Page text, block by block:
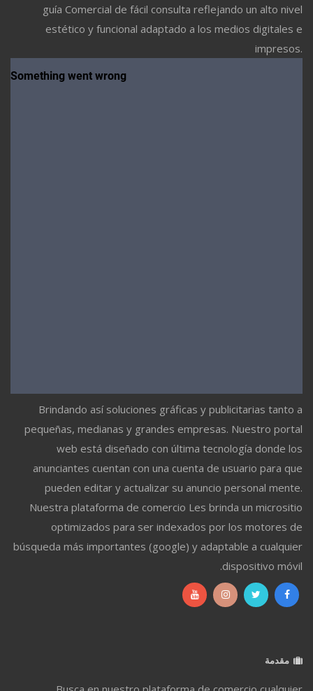
guía Comercial de fácil consulta reflejando un alto nivel
estético y funcional adaptado a los medios digitales e
impresos.
Brindando así soluciones gráficas y publicitarias tanto a
pequeñas, medianas y grandes empresas. Nuestro portal
web está diseñado con última tecnología donde los
anunciantes cuentan con una cuenta de usuario para que
pueden editar y actualizar su anuncio personal mente.
Nuestra plataforma de comercio Les brinda un micrositio
optimizados para ser indexados por los motores de
búsqueda más importantes (google) y adaptable a cualquier
dispositivo móvil.
مقدمة